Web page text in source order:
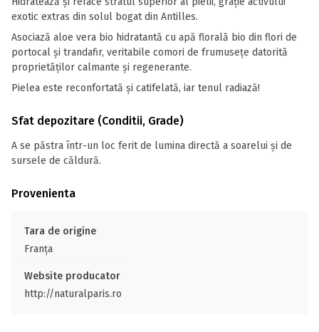
exotic extras din solul bogat din Antilles.
Asociază aloe vera bio hidratantă cu apă florală bio din flori de
portocal și trandafir, veritabile comori de frumusețe datorită
proprietăților calmante și regenerante.
Pielea este reconfortată și catifelată, iar tenul radiază!
Sfat depozitare (Conditii, Grade)
A se păstra într-un loc ferit de lumina directă a soarelui și de
sursele de căldură.
Provenienta
Tara de origine
Franţa
Website producator
http://naturalparis.ro